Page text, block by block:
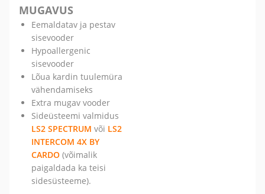
MUGAVUS
Eemaldatav ja pestav
sisevooder
Hypoallergenic
sisevooder
Lõua kardin tuulemüra
vähendamiseks
Extra mugav vooder
Sideüsteemi valmidus
LS2 SPECTRUM või LS2
INTERCOM 4X BY
CARDO (võimalik
paigaldada ka teisi
sidesüsteeme).